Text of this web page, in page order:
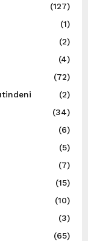
(127)
(1)
(2)
(4)
(72)
(2)
(34)
(6)
(5)
(7)
(15)
(10)
(3)
(65)